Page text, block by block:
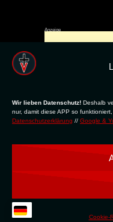
Wir lieben Datenschutz! Deshalb
nur, damit diese APP so
Datenschutzerklärung // Google &
Cookie-
Anzeige